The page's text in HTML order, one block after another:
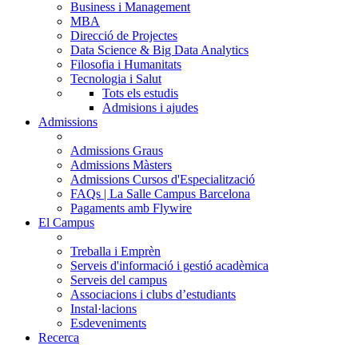
Business i Management
MBA
Direcció de Projectes
Data Science & Big Data Analytics
Filosofia i Humanitats
Tecnologia i Salut
Tots els estudis
Admisions i ajudes
Admissions
Admissions Graus
Admissions Màsters
Admissions Cursos d'Especialització
FAQs | La Salle Campus Barcelona
Pagaments amb Flywire
El Campus
Treballa i Emprèn
Serveis d'informació i gestió acadèmica
Serveis del campus
Associacions i clubs d’estudiants
Instal·lacions
Esdeveniments
Recerca